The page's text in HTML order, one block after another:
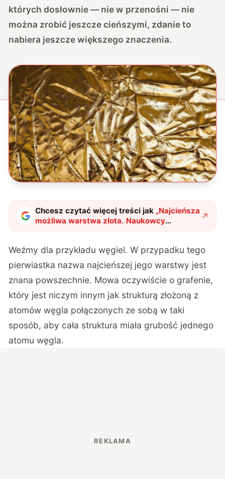
których dosłownie — nie w przenośni — nie
można zrobić jeszcze cieńszymi, zdanie to
nabiera jeszcze większego znaczenia.
Chcesz czytać więcej treści jak „Najcieńsza
możliwa warstwa złota. Naukowcy
zdumieni jej właściwościami"?
Weźmy dla przykładu węgiel. W przypadku tego
pierwiastka nazwa najcieńszej jego warstwy jest
znana powszechnie. Mowa oczywiście o grafenie,
który jest niczym innym jak strukturą złożoną z
atomów węgla połączonych ze sobą w taki
sposób, aby cała struktura miała grubość jednego
atomu węgla.